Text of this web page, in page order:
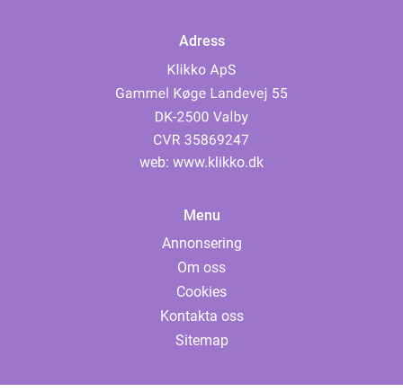
Adress
web: www.klikko.dk
Menu
Annonsering
Om oss
Cookies
Kontakta oss
Sitemap